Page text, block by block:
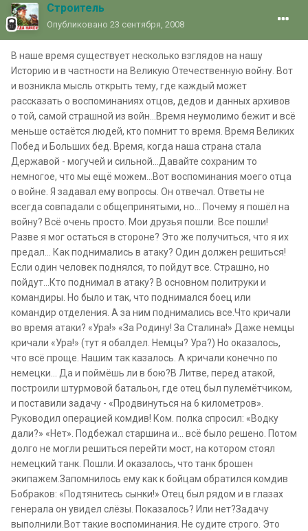
Строитель
Опубликовано 23 сентября, 2008
В наше время существует несколько взглядов на нашу
Историю и в частности на Великую Отечественную войну. Вот
и возникла мысль открыть тему, где каждый может
рассказать о воспоминаниях отцов, дедов и данных архивов
о той, самой страшной из войн…Время неумолимо бежит и всё
меньше остаётся людей, кто помнит то время. Время Великих
Побед и Больших бед. Время, когда наша страна стала
Державой - могучей и сильной…Давайте сохраним то
немногое, что мы ещё можем…Вот воспоминания моего отца
о войне. Я задавал ему вопросы. Он отвечал. Ответы не
всегда совпадали с общепринятыми, но… Почему я пошёл на
войну? Всё очень просто. Мои друзья пошли. Все пошли!
Разве я мог остаться в стороне? Это же получиться, что я их
предал… Как поднимались в атаку? Один должен решиться!
Если один человек поднялся, то пойдут все. Страшно, но
пойдут…Кто поднимал в атаку? В основном политруки и
командиры. Но было и так, что поднимался боец или
командир отделения. А за ним поднимались все.Что кричали
во время атаки? «Ура!» «За Родину! За Сталина!» Даже немцы
кричали «Ура!» (тут я обалдел. Немцы? Ура?) Но оказалось,
что всё проще. Нашим так казалось. А кричали конечно по
немецки… Да и поймёшь ли в бою?В Литве, перед атакой,
построили штурмовой батальон, где отец был пулемётчиком,
и поставили задачу - «Продвинуться на 6 километров».
Руководил операцией комдив! Ком. полка спросил: «Водку
дали?» «Нет». Подбежал старшина и… всё было решено. Потом
долго не могли решиться перейти мост, на котором стоял
немецкий танк. Пошли. И оказалось, что танк брошен
экипажем.Запомнилось ему как к бойцам обратился комдив
Бобраков: «Подтянитесь сынки!» Отец был рядом и в глазах
генерала он увидел слёзы. Показалось? Или нет?Задачу
выполнили.Вот такие воспоминания. Не судите строго. Это